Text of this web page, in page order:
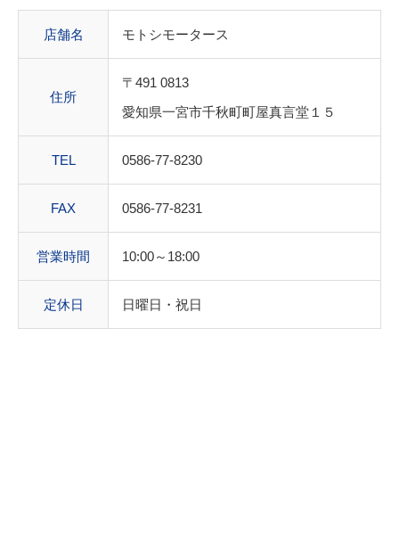
店舗名 モトシモータース
住所
〒491 0813
愛知県一宮市千秋町町屋真言堂１５
TEL 0586-77-8230
FAX 0586-77-8231
営業時間 10:00～18:00
定休日 日曜日・祝日